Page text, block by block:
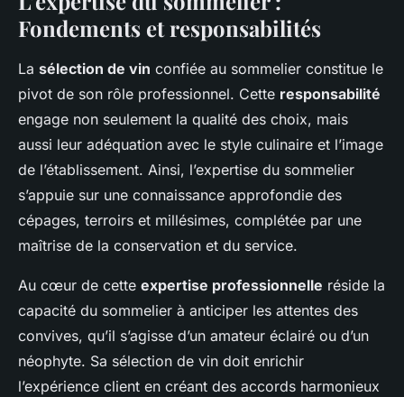
Fondements et responsabilités
La sélection de vin confiée au sommelier constitue le
pivot de son rôle professionnel. Cette responsabilité
engage non seulement la qualité des choix, mais
aussi leur adéquation avec le style culinaire et l’image
de l’établissement. Ainsi, l’expertise du sommelier
s’appuie sur une connaissance approfondie des
cépages, terroirs et millésimes, complétée par une
maîtrise de la conservation et du service.
Au cœur de cette expertise professionnelle réside la
capacité du sommelier à anticiper les attentes des
convives, qu’il s’agisse d’un amateur éclairé ou d’un
néophyte. Sa sélection de vin doit enrichir
l’expérience client en créant des accords harmonieux